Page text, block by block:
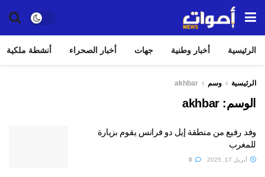
الرئيسية أخبار وطنية جهات أخبار الصحراء أنشطة ملكية
الرئيسية وسم akhbar
الوسم:akhbar
وفد رفيع من منطقة إيل دو فرانس يقوم بزيارة
للمغرب
أبريل 17, 2025